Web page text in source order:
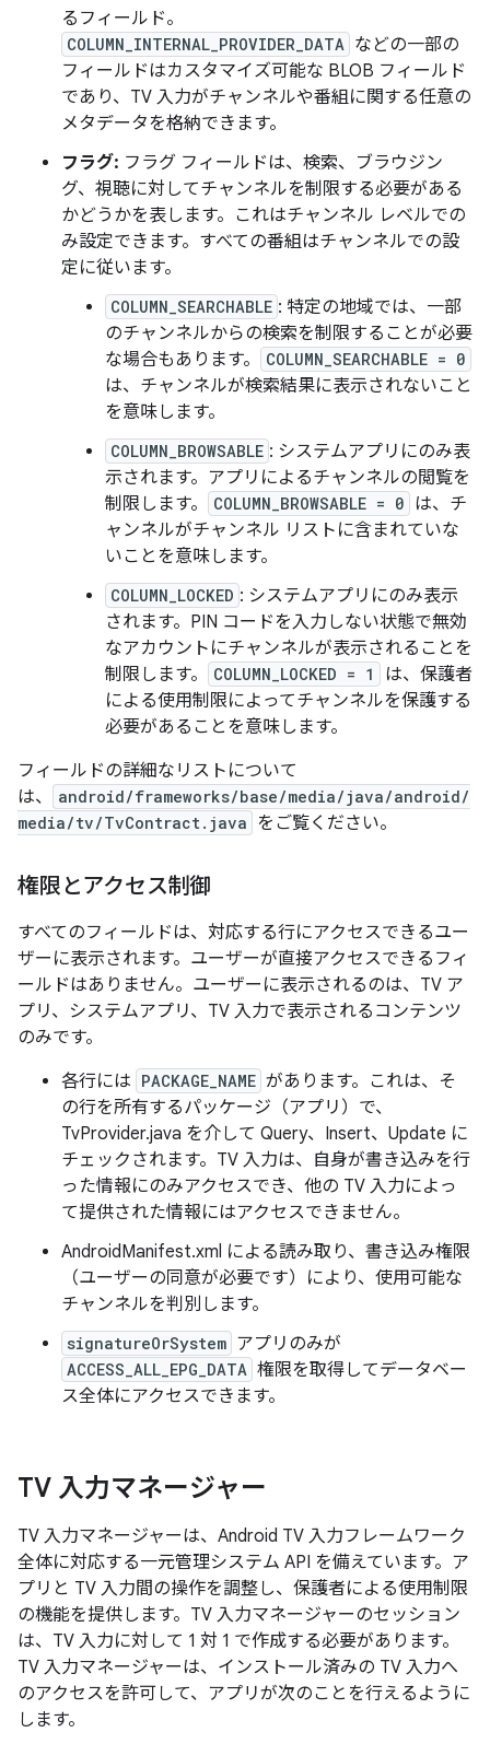
るフィールド。
COLUMN_INTERNAL_PROVIDER_DATA などの一部の
フィールドはカスタマイズ可能な BLOB フィールド
であり、TV 入力がチャンネルや番組に関する任意の
メタデータを格納できます。
フラグ: フラグ フィールドは、検索、ブラウジン
グ、視聴に対してチャンネルを制限する必要がある
かどうかを表します。これはチャンネル レベルでの
み設定できます。すべての番組はチャンネルでの設
定に従います。
COLUMN_SEARCHABLE : 特定の地域では、一部
のチャンネルからの検索を制限することが必要
な場合もあります。
COLUMN_SEARCHABLE = 0
は、チャンネルが検索結果に表示されないこと
を意味します。
COLUMN_BROWSABLE : システムアプリにのみ表
示されます。アプリによるチャンネルの閲覧を
制限します。
COLUMN_BROWSABLE = 0 は、チ
ャンネルがチャンネル リストに含まれていな
いことを意味します。
COLUMN_LOCKED : システムアプリにのみ表示
されます。PIN コードを入力しない状態で無効
なアカウントにチャンネルが表示されることを
制限します。
COLUMN_LOCKED = 1
は、保護者
による使用制限によってチャンネルを保護する
必要があることを意味します。
フィールドの詳細なリストについて
は、
android/frameworks/base/media/java/android/
media/tv/TvContract.java をご覧ください。
権限とアクセス制御
すべてのフィールドは、対応する行にアクセスできるユー
ザーに表示されます。ユーザーが直接アクセスできるフィ
ールドはありません。ユーザーに表示されるのは、TV ア
プリ、システムアプリ、TV 入力で表示されるコンテンツ
のみです。
各行には PACKAGE_NAME があります。これは、そ
の行を所有するパッケージ（アプリ）で、
TvProvider.java を介して Query、Insert、Update に
チェックされます。TV 入力は、自身が書き込みを行
った情報にのみアクセスでき、他の TV 入力によっ
て提供された情報にはアクセスできません。
AndroidManifest.xml による読み取り、書き込み権限
（ユーザーの同意が必要です）により、使用可能な
チャンネルを判別します。
signatureOrSystem アプリのみが
ACCESS_ALL_EPG_DATA 権限を取得してデータベー
ス全体にアクセスできます。
TV 入力マネージャー
TV 入力マネージャーは、Android TV 入力フレームワーク
全体に対応する一元管理システム API を備えています。ア
プリと TV 入力間の操作を調整し、保護者による使用制限
の機能を提供します。TV 入力マネージャーのセッション
は、TV 入力に対して 1 対 1 で作成する必要があります。
TV 入力マネージャーは、インストール済みの TV 入力へ
のアクセスを許可して、アプリが次のことを行えるように
します。